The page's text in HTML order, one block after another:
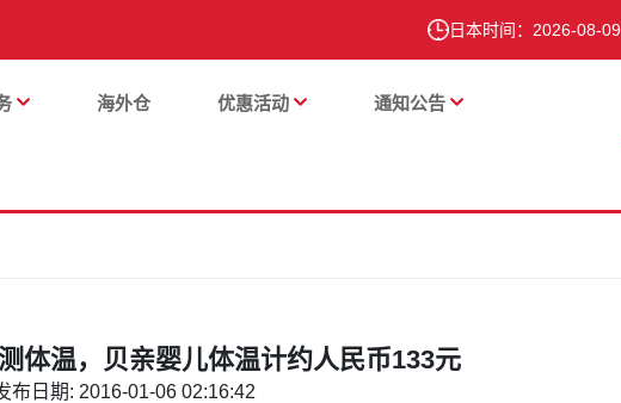
日本时间： 2026-08-
海外仓 优惠活动 通知公告
体温，贝亲婴儿体温计约人民币133元
布日期: 2016-01-06 02:16:42